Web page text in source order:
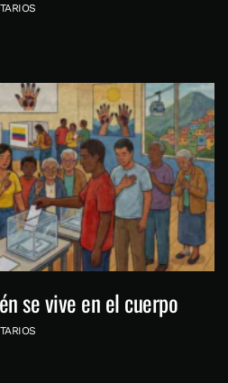
se vive en el cuerpo